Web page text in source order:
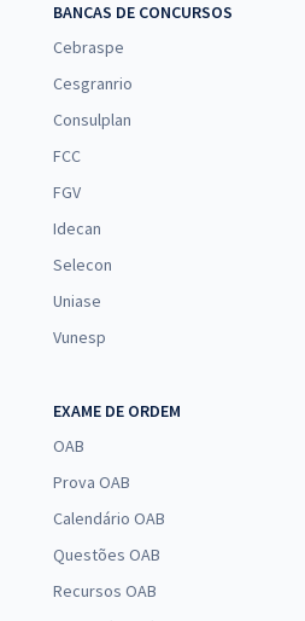
BANCAS DE CONCURSOS
Cebraspe
Cesgranrio
Consulplan
FCC
FGV
Idecan
Selecon
Uniase
Vunesp
EXAME DE ORDEM
OAB
Prova OAB
Calendário OAB
Questões OAB
Recursos OAB